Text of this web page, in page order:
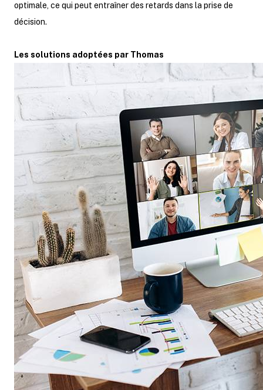
optimale, ce qui peut entraîner des retards dans la prise de
décision.
Les solutions adoptées par Thomas